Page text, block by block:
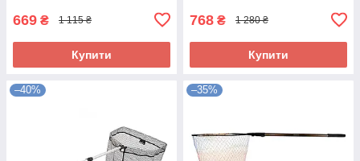
669 ₴ 1 115 ₴
Купити
768 ₴ 1 280 ₴
Купити
–40% –35%